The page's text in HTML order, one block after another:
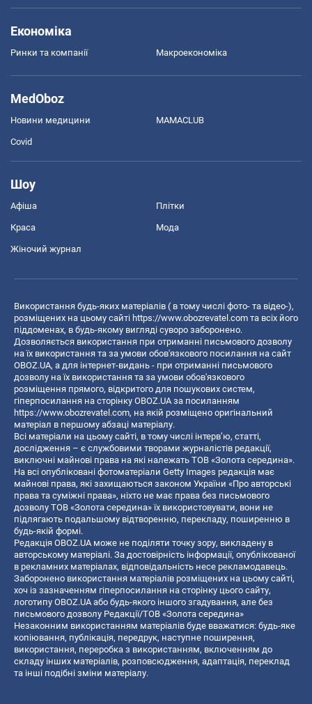
Економіка
Ринки та компанії Макроекономіка
MedOboz
Новини медицини MAMACLUB
Covid
Шоу
Афіша Плітки
Краса Мода
Жіночий журнал
Використання будь-яких матеріалів ( в тому числі фото- та відео-),
розміщених на цьому сайті https://www.obozrevatel.com та всіх його
піддоменах, в будь-якому вигляді суворо заборонено.
Дозволяється використання при отриманні письмового дозволу
на їх використання та за умови обов'язкового посилання на сайт
OBOZ.UA, а для інтернет-видань - при отриманні письмового
дозволу на їх використання та за умови обов'язкового
розміщення прямого, відкритого для пошукових систем,
гіперпосилання на сторінку OBOZ.UA за посиланням
https://www.obozrevatel.com, на якій розміщено оригінальний
матеріал в першому абзаці матеріалу.
Всі матеріали на цьому сайті, в тому числі інтерв’ю, статті,
дослідження – є службовими творами журналістів редакції,
виключні майнові права на які належать ТОВ «Золота середина».
На всі опубліковані фотоматеріали Getty Images редакція має
майнові права, які захищаються законом України «Про авторські
права та суміжні права», ніхто не має права без письмового
дозволу ТОВ «Золота середина» їх використовувати, вони не
підлягають подальшому відтворенню, перекладу, поширенню в
будь-якій формі.
Редакція OBOZ.UA може не поділяти точку зору, викладену в
авторському матеріалі. За достовірність інформації, опублікованої
в рекламних матеріалах, відповідальність несе рекламодавець.
Заборонено використання матеріалів розміщених на цьому сайті,
хоч із зазначенням гіперпосилання на сторінку цього сайту,
логотипу OBOZ.UA або будь-якого іншого згадування, але без
письмового дозволу Редакції/ТОВ «Золота середина»
Незаконним використанням матеріалів буде вважатися: будь-яке
копiювання, публiкацiя, передрук, наступне поширення,
використання, переробка з використанням, включенням до
складу інших матеріалів, розповсюдження, адаптація, переклад
та інші подібні зміни матеріалу.